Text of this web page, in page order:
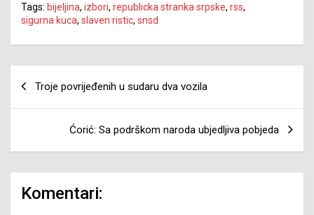
Tags: bijeljina, izbori, republicka stranka srpske, rss,
sigurna kuca, slaven ristic, snsd
članaka
Troje povrijeđenih u sudaru dva vozila
Ćorić: Sa podrškom naroda ubjedljiva pobjeda
Komentari: